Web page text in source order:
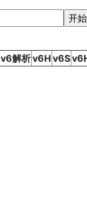
v6解析v6H v6S